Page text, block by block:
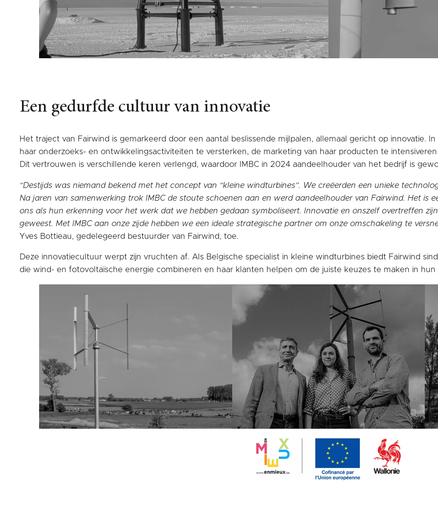
Een gedurfde cultuur van innovatie
Het traject van Fairwind is gemarkeerd door een aantal beslissende mijlpalen, allemaal gericht op innovatie.
haar onderzoeks- en ontwikkelingsactiviteiten te versterken, de marketing van haar producten te
Dit vertrouwen is verschillende keren verlengd, waardoor IMBC in 2024 aandeelhouder van het bedrijf is
“Destijds was niemand bekend met het concept van “kleine windturbines”. We creëerden een unieke
Na jaren van samenwerking trok IMBC de stoute schoenen aan en werd aandeelhouder van Fairwind. Het is
ons als hun erkenning voor het werk dat we hebben gedaan symboliseert. Innovatie en onszelf overtreffen
geweest. Met IMBC aan onze zijde hebben we een ideale strategische partner om onze omschakeling te
Yves Bottieau, gedelegeerd bestuurder van Fairwind, toe.
Deze innovatiecultuur werpt zijn vruchten af. Als Belgische specialist in kleine windturbines biedt Fairwind
die wind- en fotovoltaïsche energie combineren en haar klanten helpen om de juiste keuzes te maken in hun